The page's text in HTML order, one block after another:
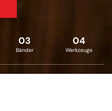
03
Bänder
04
Werkzeuge